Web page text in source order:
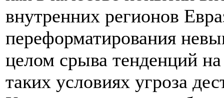
внутренних регионов
переформатирования
целом срыва тенденций
таких условиях угроза